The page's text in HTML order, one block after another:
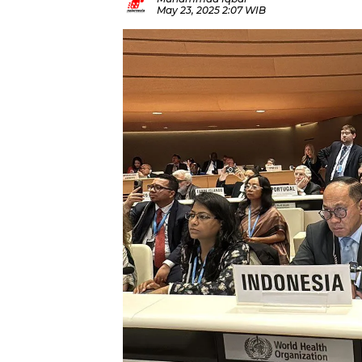
May 23, 2025 2:07 WIB